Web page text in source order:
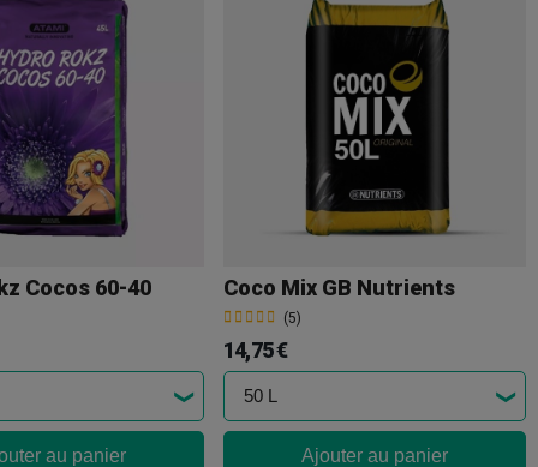
Cocos 60-40
au panier
Coco Mix GB Nutrients
(5)
14,75 €
Ajouter au panier